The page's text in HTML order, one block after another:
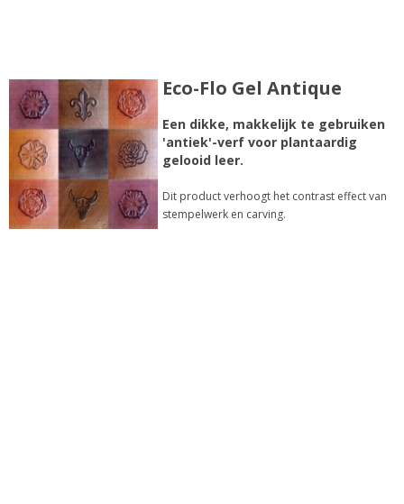
Eco-Flo Gel Antique
Een dikke, makkelijk te gebruiken
'antiek'-verf voor plantaardig
gelooid leer.
Dit product verhoogt het contrast effect van
stempelwerk en carving.